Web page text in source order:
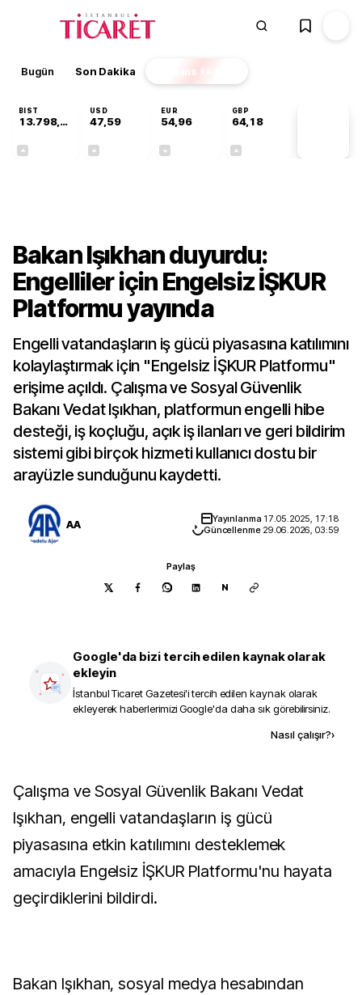
Bugün Son Dakika Finans EKSTRA
BIST
13.798,82
USD
47,59
EUR
54,96
GBP
64,18
Bakan Işıkhan duyurdu:
Engelliler için Engelsiz İŞKUR
Platformu yayında
Engelli vatandaşların iş gücü piyasasına katılımını
kolaylaştırmak için "Engelsiz İŞKUR Platformu"
erişime açıldı. Çalışma ve Sosyal Güvenlik
Bakanı Vedat Işıkhan, platformun engelli hibe
desteği, iş koçluğu, açık iş ilanları ve geri bildirim
sistemi gibi birçok hizmeti kullanıcı dostu bir
arayüzle sunduğunu kaydetti.
AA Yayınlanma 17.05.2025, 17:18
Güncellenme 29.06.2026, 03:59
Paylaş
N
Google'da bizi tercih edilen kaynak olarak
ekleyin
İstanbul Ticaret Gazetesi'i tercih edilen kaynak olarak
ekleyerek haberlerimizi Google'da daha sık görebilirsiniz.
Nasıl çalışır?›
Çalışma ve Sosyal Güvenlik Bakanı Vedat
Işıkhan, engelli vatandaşların iş gücü
piyasasına etkin katılımını desteklemek
amacıyla Engelsiz İŞKUR Platformu'nu hayata
geçirdiklerini bildirdi.
Bakan Işıkhan, sosyal medya hesabından